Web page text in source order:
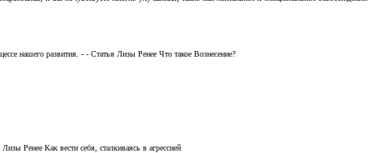
нашего развития. - - Статья Лизы Ренее Что такое Вознесение?
Ренее Как вести себя, сталкиваясь в агрессией